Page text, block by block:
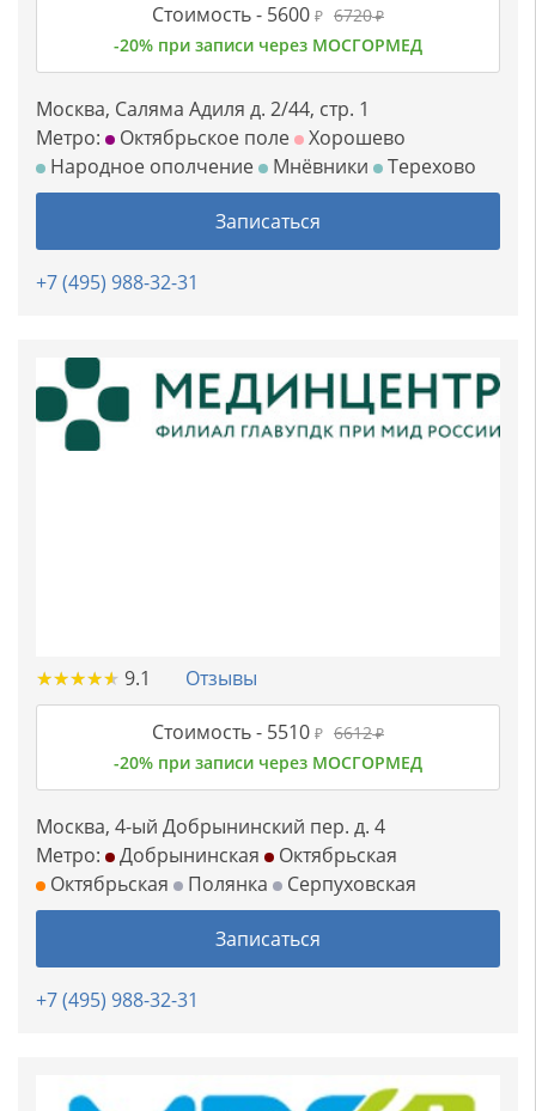
Стоимость - 5600 ₽ 6720₽
-20% при записи через МОСГОРМЕД
Москва, Саляма Адиля д. 2/44, стр. 1
Метро:
Октябрьское поле
Хорошево
Народное ополчение
Мнёвники Терехово
Записаться
+7 (495) 988-32-31
★★★★★
★★★★★ 9.1 Отзывы
Стоимость - 5510 ₽ 6612₽
-20% при записи через МОСГОРМЕД
Москва, 4-ый Добрынинский пер. д. 4
Метро:
Добрынинская
Октябрьская
Октябрьская
Полянка Серпуховская
Записаться
+7 (495) 988-32-31